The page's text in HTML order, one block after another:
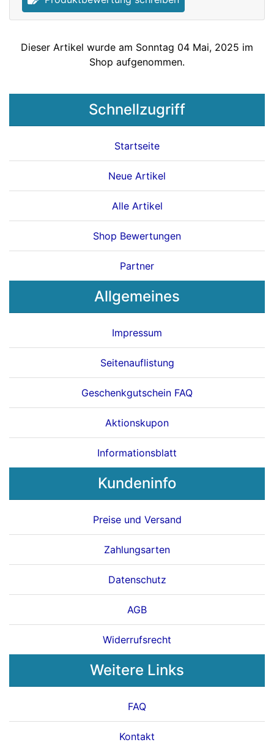
Dieser Artikel wurde am Sonntag 04 Mai, 2025 im
Shop aufgenommen.
Schnellzugriff
Startseite
Neue Artikel
Alle Artikel
Shop Bewertungen
Partner
Allgemeines
Impressum
Seitenauflistung
Geschenkgutschein FAQ
Aktionskupon
Informationsblatt
Kundeninfo
Preise und Versand
Zahlungsarten
Datenschutz
AGB
Widerrufsrecht
Weitere Links
FAQ
Kontakt